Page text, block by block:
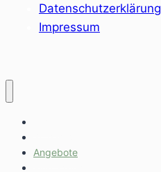
Datenschutzerklärung
Impressum
Angebote